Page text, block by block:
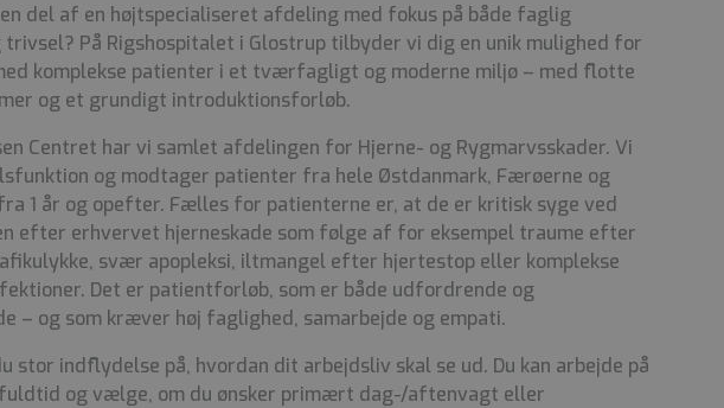
del af en højtspecialiseret afdeling med fokus på både faglig
trivsel? På Rigshospitalet i Glostrup tilbyder vi dig en unik mulighed for
komplekse patienter i et tværfagligt og moderne miljø – med flotte
og et grundigt introduktionsforløb.
Centret har vi samlet afdelingen for Hjerne- og Rygmarvsskader. Vi
og modtager patienter fra hele Østdanmark, Færøerne og
1 år og opefter. Fælles for patienterne er, at de er kritisk syge ved
efter erhvervet hjerneskade som følge af for eksempel traume efter
svær apopleksi, iltmangel efter hjertestop eller komplekse
Det er patientforløb, som er både udfordrende og
– og som kræver høj faglighed, samarbejde og empati.
stor indflydelse på, hvordan dit arbejdsliv skal se ud. Du kan arbejde på
og vælge, om du ønsker primært dag-/aftenvagt eller